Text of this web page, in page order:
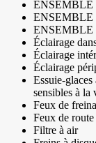
ENSEMBLE
Éclairage
Éclairage
Éclairage
Essuie-
sensibles à la
Feux de
Feux de
Filtre à air